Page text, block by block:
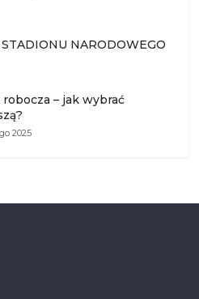
NARODOWEGO
robocza – jak wybrać
2025